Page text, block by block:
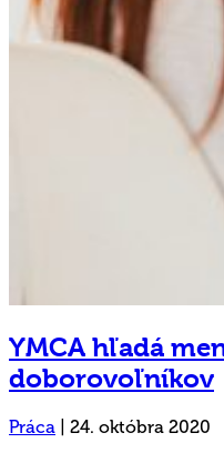
YMCA hľadá
doborovoľníkov
Práca
24. októbra 2020